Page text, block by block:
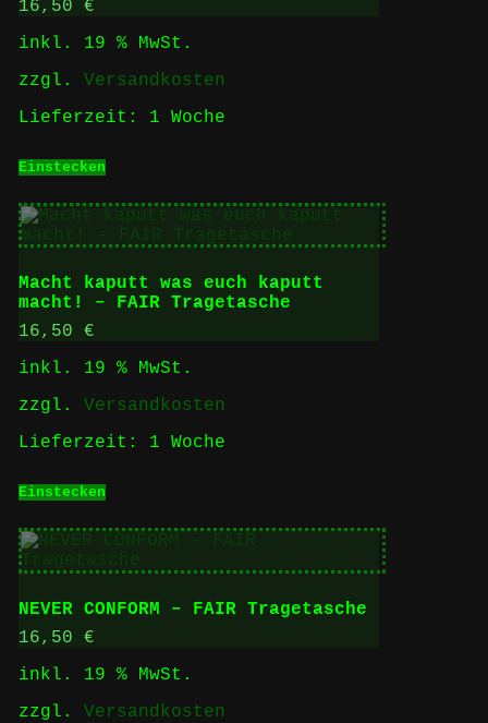
16,50 €
inkl. 19 % MwSt.
zzgl. Versandkosten
Lieferzeit: 1 Woche
Einstecken
Macht kaputt was euch kaputt
macht! – FAIR Tragetasche
16,50 €
inkl. 19 % MwSt.
zzgl. Versandkosten
Lieferzeit: 1 Woche
Einstecken
NEVER CONFORM – FAIR Tragetasche
16,50 €
inkl. 19 % MwSt.
zzgl. Versandkosten